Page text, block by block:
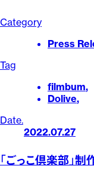
Category
Press
Tag
filmbum,
Dolive,
Date.
2022.07.27
「ごっこ倶楽部」